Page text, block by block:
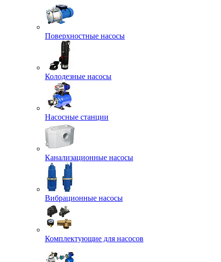
Поверхностные насосы
Колодезные насосы
Насосные станции
Канализационные насосы
Вибрационные насосы
Комплектующие для насосов